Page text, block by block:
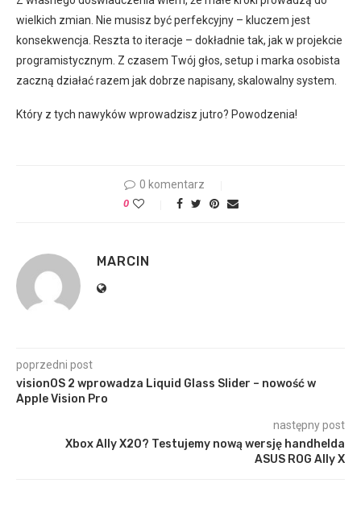
wielkich zmian. Nie musisz być perfekcyjny – kluczem jest
konsekwencja. Reszta to iteracje – dokładnie tak, jak w projekcie
programistycznym. Z czasem Twój głos, setup i marka osobista
zaczną działać razem jak dobrze napisany, skalowalny system.
Który z tych nawyków wprowadzisz jutro? Powodzenia!
0 komentarz
0
MARCIN
poprzedni post
visionOS 2 wprowadza Liquid Glass Slider – nowość w
Apple Vision Pro
następny post
Xbox Ally X20? Testujemy nową wersję handhelda
ASUS ROG Ally X